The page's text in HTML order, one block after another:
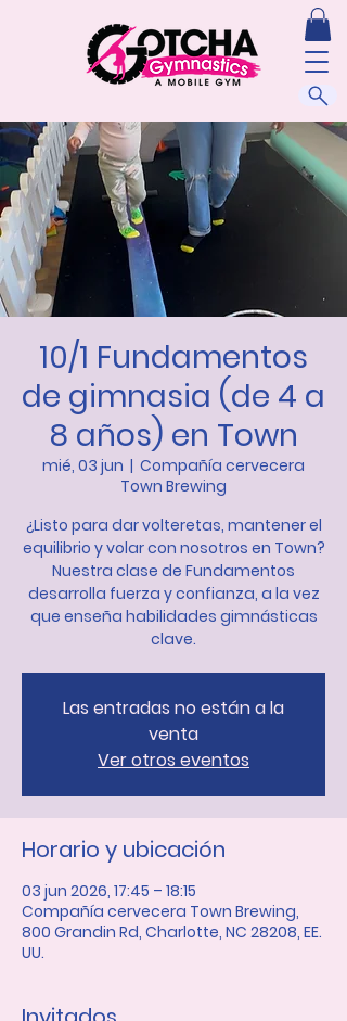
10/1 Fundamentos
de gimnasia (de 4 a
8 años) en Town
mié, 03 jun
  |
Compañía cervecera
Town Brewing
¿Listo para dar volteretas, mantener el
equilibrio y volar con nosotros en Town?
Nuestra clase de Fundamentos
desarrolla fuerza y confianza, a la vez
que enseña habilidades gimnásticas
clave.
Las entradas no están a la
venta
Ver otros eventos
Horario y ubicación
03 jun 2026, 17:45 – 18:15
Compañía cervecera Town Brewing,
800 Grandin Rd, Charlotte, NC 28208, EE.
UU.